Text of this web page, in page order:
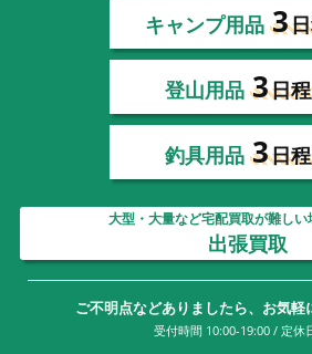
キャンプ用品 3
登山用品 3日
釣具用品 3日
大型・大量など宅配買取が難しい
出張買取
ご不明点などありましたら、お気軽
受付時間 10:00-19:00 / 定休